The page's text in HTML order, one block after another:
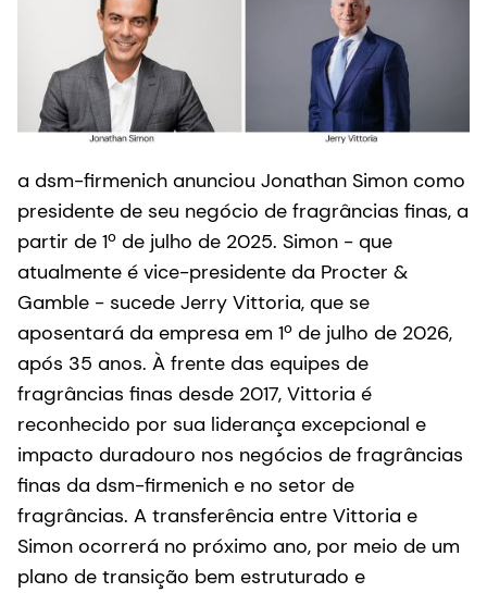
a dsm-firmenich anunciou Jonathan Simon como
presidente de seu negócio de fragrâncias finas, a
partir de 1º de julho de 2025. Simon - que
atualmente é vice-presidente da Procter &
Gamble - sucede Jerry Vittoria, que se
aposentará da empresa em 1º de julho de 2026,
após 35 anos. À frente das equipes de
fragrâncias finas desde 2017, Vittoria é
reconhecido por sua liderança excepcional e
impacto duradouro nos negócios de fragrâncias
finas da dsm-firmenich e no setor de
fragrâncias. A transferência entre Vittoria e
Simon ocorrerá no próximo ano, por meio de um
plano de transição bem estruturado e